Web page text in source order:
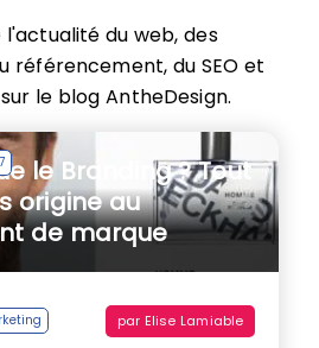
du web, des
référencement, du SEO et
le blog AntheDesign.
le Branding ? Tout
origine au
de marque
par Elise Lamiable